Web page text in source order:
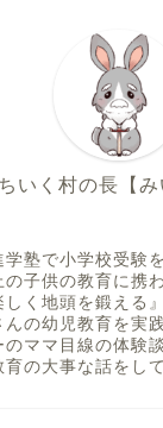
ちいく村の長【み
学塾で小学校受験
の子供の教育に携
しく地頭を鍛える
んの幼児教育を実
のママ目線の体験
育の大事な話をし